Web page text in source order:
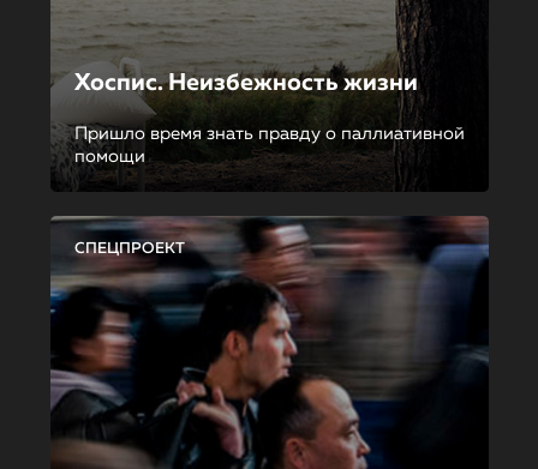
Хоспис. Неизбежность жизни
Пришло время знать правду о паллиативной
помощи
СПЕЦПРОЕКТ